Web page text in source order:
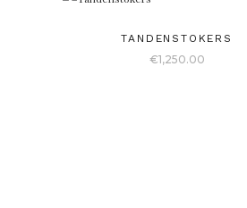
TANDENSTOKERS
€1,250.00